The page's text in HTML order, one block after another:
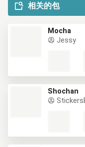
相关的包
Mocha
Jessy
Shochan